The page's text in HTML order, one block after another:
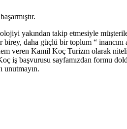
yakından takip etmesiyle
daha güçlü bir toplum “ inancını
veren Kamil Koç Turizm olarak
başvurusu sayfamızdan formu
unutmayın.